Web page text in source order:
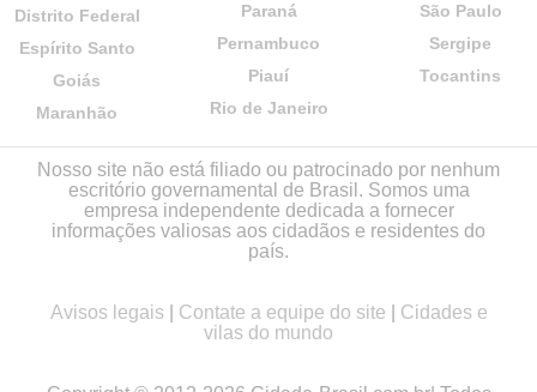
Distrito Federal
Espírito Santo
Goiás
Maranhão
Paraná
Pernambuco
Piauí
Rio de Janeiro
São Paulo
Sergipe
Tocantins
Nosso site não está filiado ou patrocinado por nenhum
escritório governamental de Brasil. Somos uma
empresa independente dedicada a fornecer
informações valiosas aos cidadãos e residentes do
país.
Avisos legais Contate a equipe do site
Cidades e
vilas do mundo